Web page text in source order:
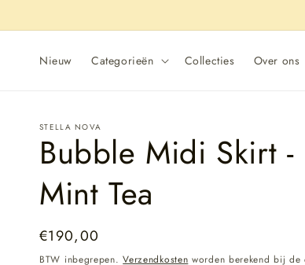
content
Nieuw Categorieën Collecties Over ons
STELLA NOVA
Bubble Midi Skirt -
Mint Tea
Normale
prijs
€190,00
BTW inbegrepen.Verzendkosten worden berekend bij de